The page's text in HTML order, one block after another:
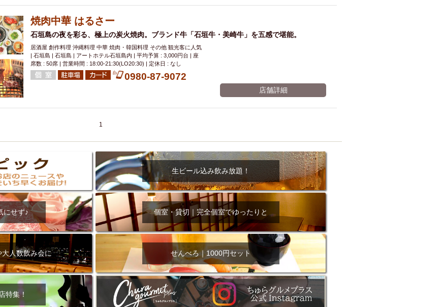
焼肉中華 はるさー
石垣島の夜を彩る、極上の炭火焼肉。ブランド牛「石垣牛・美崎牛」を五感で堪能。
居酒屋 創作料理 沖縄料理 中華 焼肉・韓国料理 その他 観光客に人気
| 石垣島 | 石垣島 | アートホテル石垣島内 | 平均予算 : 3,000円台 | 座
席数 : 50席 | 営業時間 : 18:00-21:30(LO20:30) | 定休日 : なし
0980-87-9072
店舗詳細
1
生ビール込み飲み放題！
にせず♪ 個室・貸切｜完全個室でゆったりと
人数飲み会に せんべろ｜1000円セット
特集！